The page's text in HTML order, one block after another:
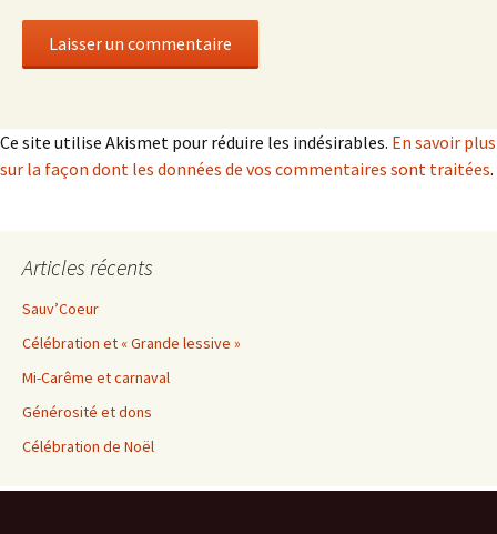
Ce site utilise Akismet pour réduire les indésirables. En savoir plus
sur la façon dont les données de vos commentaires sont traitées.
Articles récents
Sauv’Coeur
Célébration et « Grande lessive »
Mi-Carême et carnaval
Générosité et dons
Célébration de Noël